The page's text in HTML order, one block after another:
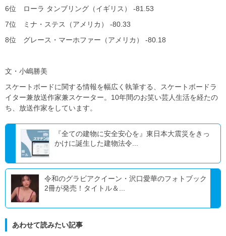
6位 ローラ タンブリング（イギリス） -81.53
7位 ミナ・ステス（アメリカ） -80.33
8位 グレース・マーホファー（アメリカ） -80.18
文・小嶋勝美
スケートボードに関する情報を幅広く執筆する、スケートボードラ
イター兼放送作家兼スケーター。10年間のお笑い芸人生活を経たの
ち、放送作家をしています。
『全ての建物に安全安心を』東日本大震災をきっ
かけに誕生した建物法令...
令和のグラビアクイーン・沢口愛華のフォトブック
2冊が発売！タイトル＆...
あわせて読みたい記事